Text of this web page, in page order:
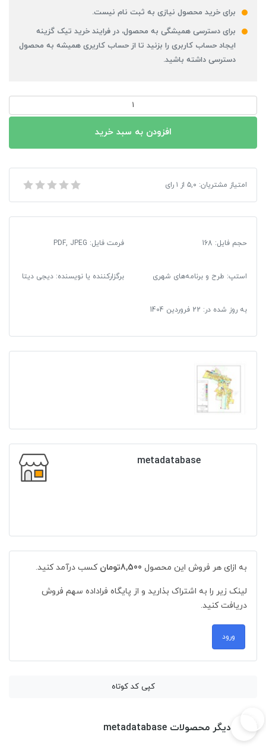
برای خرید محصول نیازی به ثبت نام نیست.
برای دسترسی همیشگی به محصول، در فرایند خرید تیک گزینه
ایجاد حساب کاربری را بزنید تا از حساب کاریری همیشه به محصول
دسترسی داشته باشید.
طرح
و
شهر
کمه
1390
آلبوم
افزودن به سبد خرید
دانلود طرح توسعه و عمران (جامع) شهر کمه 1390 + آلبوم نقشه ها
امتیاز مشتریان: ۵,۰ از ۱ رای
حجم فایل: 168 فرمت فایل:
PDF, JPEG
استپ: طرح و برنامه‌های شهری برگزارکننده یا نویسنده: دیجی دیتا
به روز شده در: 22 فروردین 1404
metadatabase
به ازای هر فروش این محصول 8,500تومان کسب درآمد کنید.
لینک زیر را به اشتراک بذارید و از پایگاه فراداده سهم فروش
دریافت کنید.
ورود
کپی کد کوتاه
دیگر محصولات metadatabase